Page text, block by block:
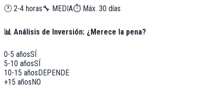
🕐 2-4 horas🔧 MEDIA⏱️ Máx. 30 días
📊 Análisis de Inversión: ¿Merece la pena?
0-5 añosSÍ
5-10 añosSÍ
10-15 años DEPENDE
+15 años NO